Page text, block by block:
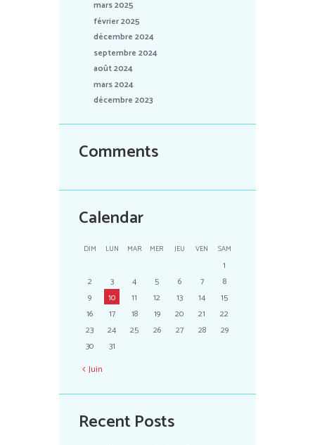
mars 2025
février 2025
décembre 2024
septembre 2024
août 2024
mars 2024
décembre 2023
Comments
Calendar
DIM LUN MAR MER JEU VEN SAM
1
2
3 4 5 6 7
8
9
10 11 12 13 14
15
16
17 18 19 20 21
22
23
24 25 26 27 28
29
30
31
Juin
Recent Posts